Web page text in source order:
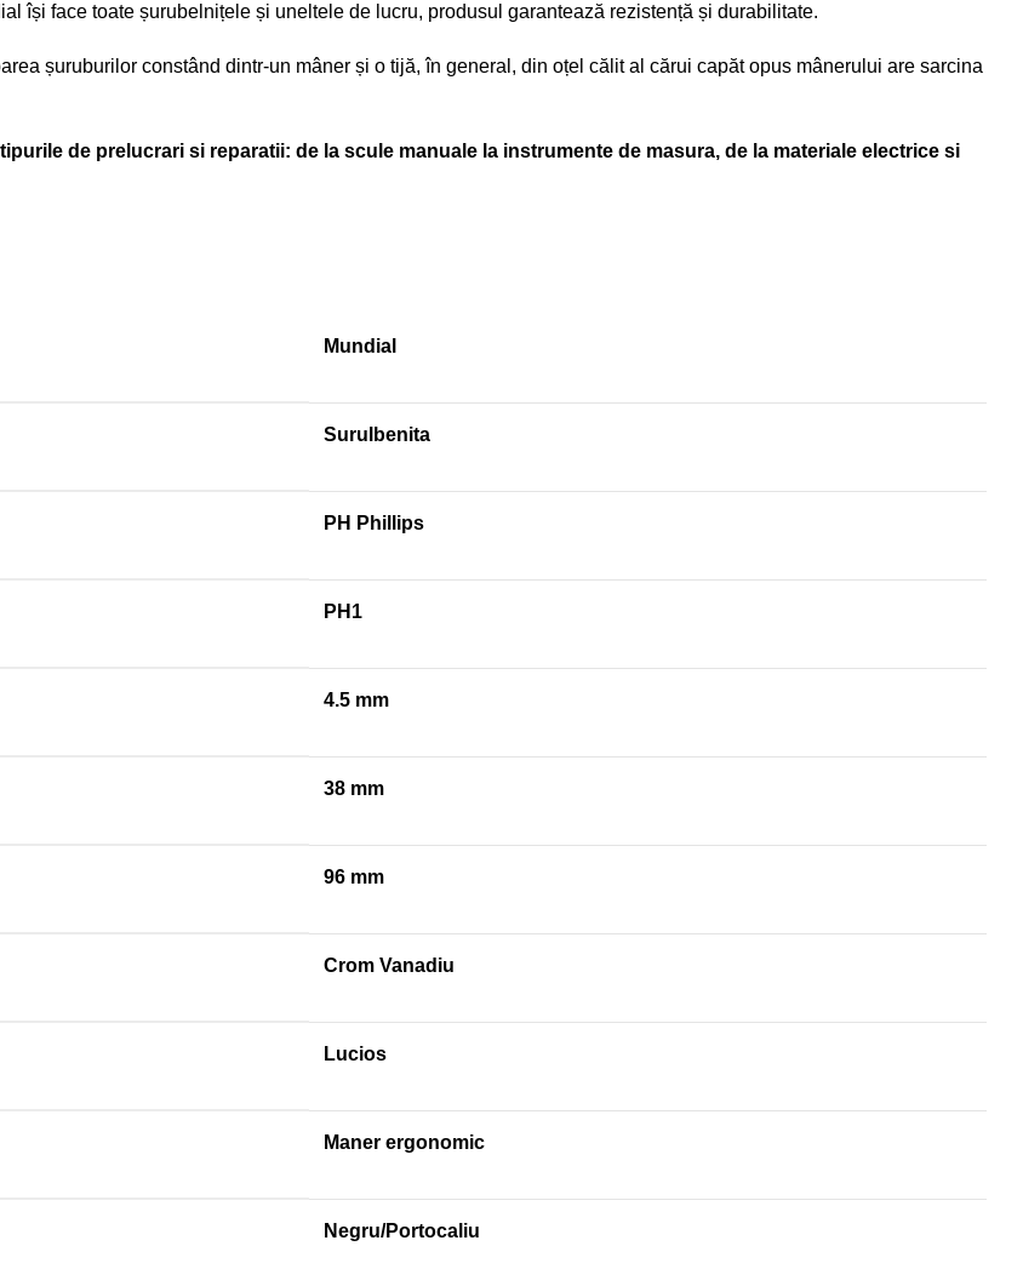
își face toate șurubelnițele și uneltele de lucru, produsul garantează rezistență și durabilitate.
șuruburilor constând dintr-un mâner și o tijă, în general, din oțel călit al cărui capăt opus mânerului are sarcina
de prelucrari si reparatii: de la scule manuale la instrumente de masura, de la materiale electrice si
Mundial
Surulbenita
PH Phillips
PH1
4.5 mm
38 mm
96 mm
Crom Vanadiu
Lucios
Maner ergonomic
Negru/Portocaliu